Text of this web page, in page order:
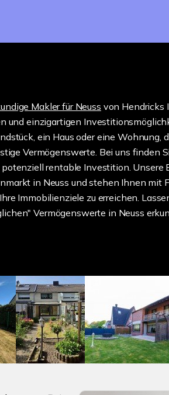
Makler für Neuss von Hendricks
und einzigartigen
ein Haus oder eine
Vermögenswerte. Bei uns finden
potenziell rentable Investition.
in Neuss und stehen Ihnen mit
Immobilienziele zu erreichen.
Vermögenswerte in Neuss